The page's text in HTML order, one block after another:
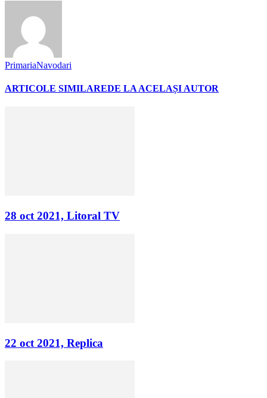
PrimariaNavodari
ARTICOLE SIMILAREDE LA ACELAȘI AUTOR
28 oct 2021, Litoral TV
22 oct 2021, Replica